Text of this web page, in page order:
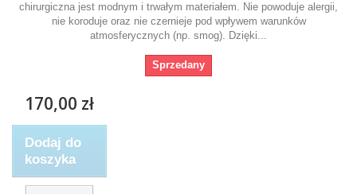
chirurgiczna jest modnym i trwałym materiałem. Nie powoduje alergii,
nie koroduje oraz nie czernieje pod wpływem warunków
atmosferycznych (np. smog). Dzięki...
Sprzedany
170,00 zł
Dodaj do
koszyka